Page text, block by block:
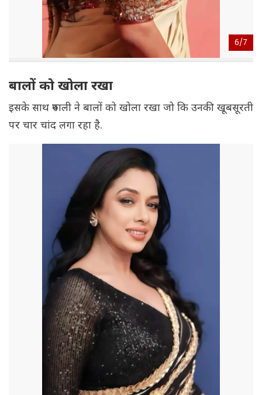
6/7
बालों को खोला रखा
इसके साथ रुपाली ने बालों को खोला रखा जो कि उनकी खूबसूरती
पर चार चांद लगा रहा है.